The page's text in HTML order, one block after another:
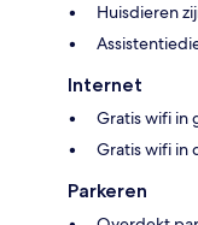
Huisdieren
Internet
Gratis wifi in
Gratis wifi in
Parkeren